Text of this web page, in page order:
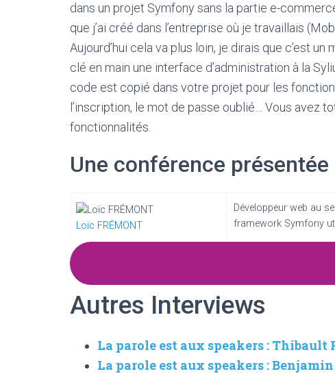
dans un projet Symfony sans la partie e-
que j’ai créé dans l’entreprise où je travaillais
Aujourd’hui cela va plus loin, je dirais que c’est
clé en main une interface d’administration à la
code est copié dans votre projet pour les
l’inscription, le mot de passe oublié… Vous avez
fonctionnalités.
Une conférence présentée
Loïc FRÉMONT
Développeur web au
framework Symfony
Autres Interviews
La parole est aux speakers : Thibault
La parole est aux speakers :